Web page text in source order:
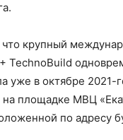
крупный
TechnoBuild
уже в октябре 2021-
на площадке МВЦ
по адресу